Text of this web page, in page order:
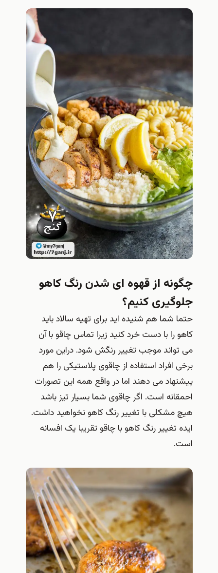
چگونه از قهوه ای شدن رنگ کاهو
جلوگیری کنیم؟
حتما شما هم شنیده اید برای تهیه سالاد باید
کاهو را با دست خرد کنید زیرا تماس چاقو با آن
می تواند موجب تغییر رنگش شود. دراین مورد
برخی افراد استفاده از چاقوی پلاستیکی را هم
پیشنهاد می دهند اما در واقع همه این تصورات
احمقانه است. اگر چاقوی شما بسیار تیز باشد
هیچ مشکلی با تغییر رنگ کاهو نخواهید داشت.
ایده تغییر رنگ کاهو با چاقو تقریبا یک افسانه
است.